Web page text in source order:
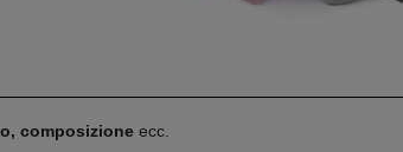
composizioneecc.